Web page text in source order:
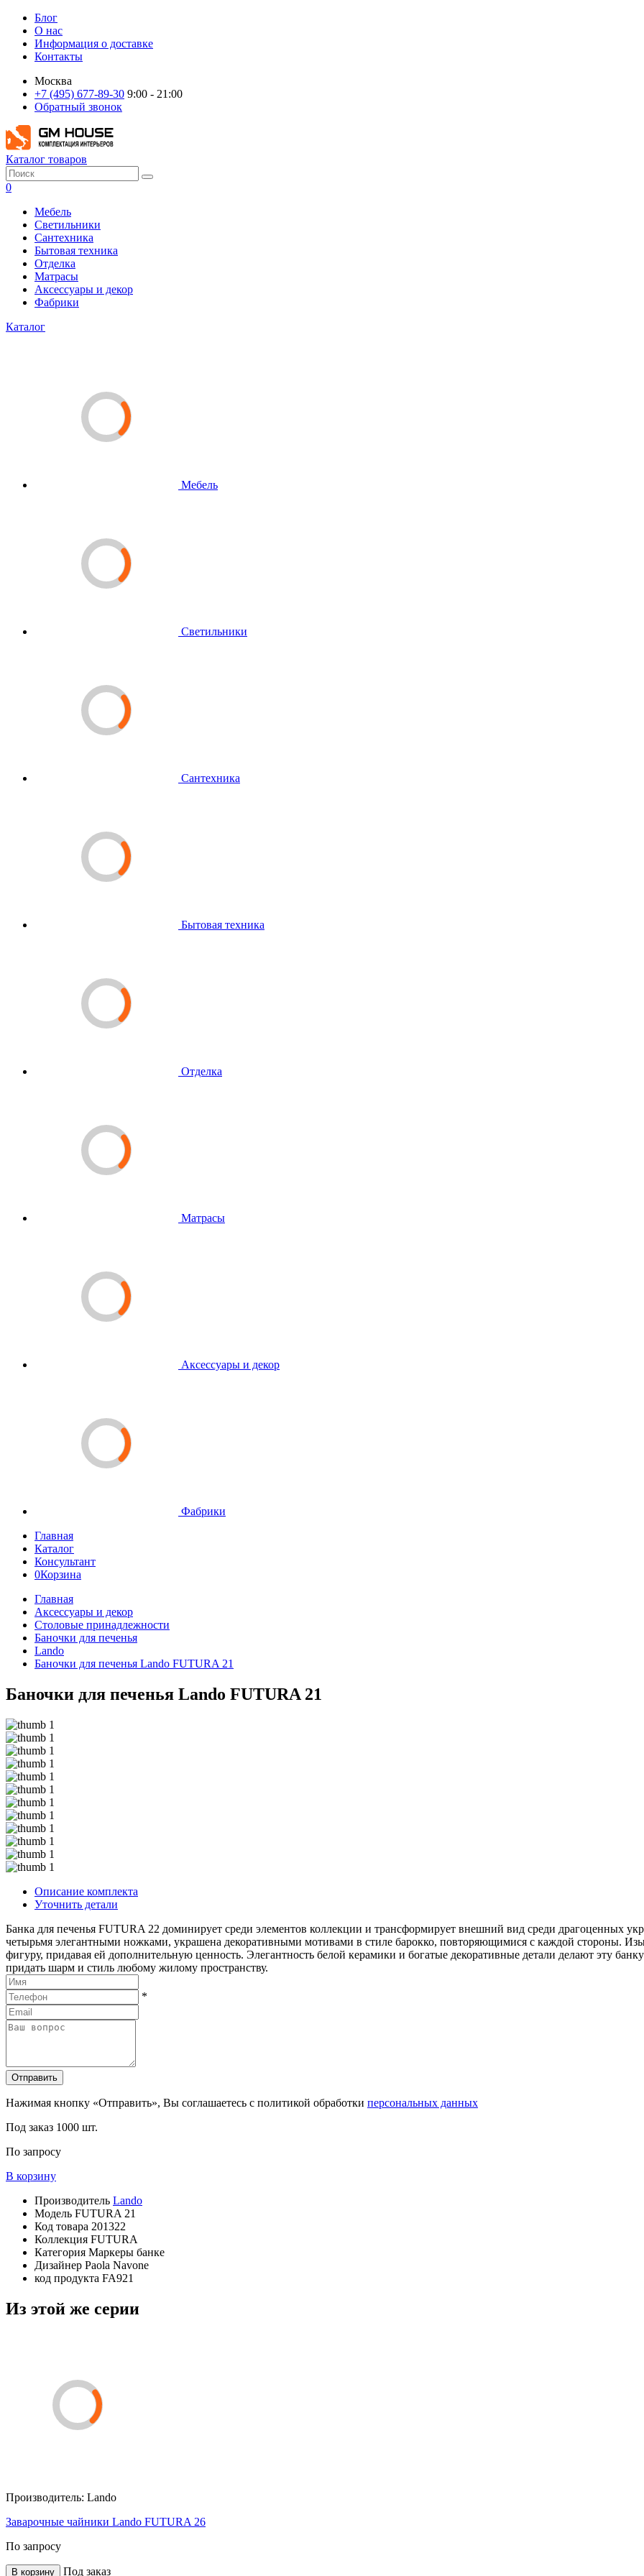
Блог
О нас
Информация о доставке
Контакты
Москва
+7 (495) 677-89-30 9:00 - 21:00
Обратный звонок
Каталог товаров
0
Мебель
Светильники
Сантехника
Бытовая техника
Отделка
Матрасы
Аксессуары и декор
Фабрики
Каталог
Мебель
Светильники
Сантехника
Бытовая техника
Отделка
Матрасы
Аксессуары и декор
Фабрики
Главная
Каталог
Консультант
0Корзина
Главная
Аксессуары и декор
Столовые принадлежности
Баночки для печенья
Lando
Баночки для печенья Lando FUTURA 21
Баночки для печенья Lando FUTURA 21
Описание комплекта
Уточнить детали
Банка для печенья FUTURA 22 доминирует среди элементов коллекции и трансформирует внешний вид среди драгоценных
четырьмя элегантными ножками, украшена декоративными мотивами в стиле барокко, повторяющимися с каждой стороны.
фигуру, придавая ей дополнительную ценность. Элегантность белой керамики и богатые декоративные детали делают эту
придать шарм и стиль любому жилому пространству.
*
Отправить
Нажимая кнопку «Отправить», Вы соглашаетесь с политикой обработки персональных данных
Под заказ 1000 шт.
По запросу
В корзину
Производитель Lando
Модель FUTURA 21
Код товара 201322
Коллекция FUTURA
Категория Маркеры банке
Дизайнер Paola Navone
код продукта FA921
Из этой же серии
Производитель: Lando
Заварочные чайники Lando FUTURA 26
По запросу
В корзину Под заказ